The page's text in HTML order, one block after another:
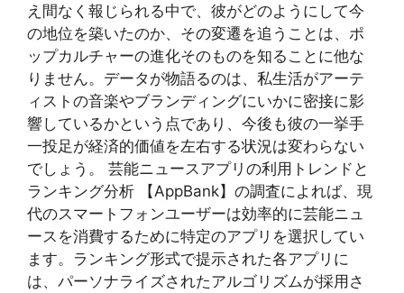
え間なく報じられる中で、彼がどのようにして今
の地位を築いたのか、その変遷を追うことは、ポ
ップカルチャーの進化そのものを知ることに他な
りません。データが物語るのは、私生活がアーテ
ィストの音楽やブランディングにいかに密接に影
響しているかという点であり、今後も彼の一挙手
一投足が経済的価値を左右する状況は変わらない
でしょう。 芸能ニュースアプリの利用トレンドと
ランキング分析 【AppBank】の調査によれば、現
代のスマートフォンユーザーは効率的に芸能ニュ
ースを消費するために特定のアプリを選択してい
ます。ランキング形式で提示された各アプリに
は、パーソナライズされたアルゴリズムが採用さ